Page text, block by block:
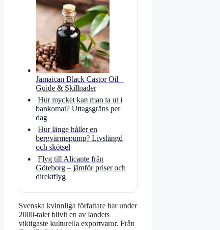
Jamaican Black Castor Oil –
Guide & Skillnader
Hur mycket kan man ta ut i
bankomat? Uttagsgräns per
dag
Hur länge håller en
bergvärmepump? Livslängd
och skötsel
Flyg till Alicante från
Göteborg – jämför priser och
direktflyg
Svenska kvinnliga författare har under
2000-talet blivit en av landets
viktigaste kulturella exportvaror. Från